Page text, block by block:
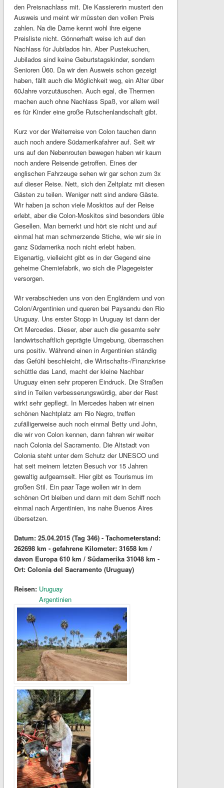
den Preisnachlass mit. Die Kassiererin mustert den
Ausweis und meint wir müssten den vollen Preis
zahlen. Na die Dame kennt wohl ihre eigene
Preisliste nicht. Gönnerhaft weise ich auf den
Nachlass für Jubilados hin. Aber Pustekuchen,
Jubilados sind keine Geburtstagskinder, sondern
Senioren Ü60. Da wir den Ausweis schon gezeigt
haben, fällt auch die Möglichkeit weg, ein Alter über
60Jahre vorzutäuschen. Auch egal, die Thermen
machen auch ohne Nachlass Spaß, vor allem weil
es für Kinder eine große Rutschenlandschaft gibt.
Kurz vor der Weiterreise von Colon tauchen dann
auch noch andere Südamerikafahrer auf. Seit wir
uns auf den Nebenrouten bewegen haben wir kaum
noch andere Reisende getroffen. Eines der
englischen Fahrzeuge sehen wir gar schon zum 3x
auf dieser Reise. Nett, sich den Zeltplatz mit diesen
Gästen zu teilen. Weniger nett sind andere Gäste.
Wir haben ja schon viele Moskitos auf der Reise
erlebt, aber die Colon-Moskitos sind besonders üble
Gesellen. Man bemerkt und hört sie nicht und auf
einmal hat man schmerzende Stiche, wie wir sie in
ganz Südamerika noch nicht erlebt haben.
Eigenartig, vielleicht gibt es in der Gegend eine
geheime Chemiefabrik, wo sich die Plagegeister
versorgen.
Wir verabschieden uns von den Engländern und von
Colon/Argentinien und queren bei Paysandu den Rio
Uruguay. Uns erster Stopp in Uruguay ist dann der
Ort Mercedes. Dieser, aber auch die gesamte sehr
landwirtschaftlich geprägte Umgebung, überraschen
uns positiv. Während einen in Argentinien ständig
das Gefühl beschleicht, die Wirtschafts-/Finanzkrise
schüttle das Land, macht der kleine Nachbar
Uruguay einen sehr properen Eindruck. Die Straßen
sind in Teilen verbesserungswürdig, aber der Rest
wirkt sehr gepflegt. In Mercedes haben wir einen
schönen Nachtplatz am Rio Negro, treffen
zufälligerweise auch noch einmal Betty und John,
die wir von Colon kennen, dann fahren wir weiter
nach Colonia del Sacramento. Die Altstadt von
Colonia steht unter dem Schutz der UNESCO und
hat seit meinem letzten Besuch vor 15 Jahren
gewaltig aufgeamselt. Hier gibt es Tourismus im
großen Stil. Ein paar Tage wollen wir in dem
schönen Ort bleiben und dann mit dem Schiff noch
einmal nach Argentinien, ins nahe Buenos Aires
übersetzen.
Datum: 25.04.2015 (Tag 346) - Tachometerstand:
262698 km - gefahrene Kilometer: 31658 km /
davon Europa 610 km / Südamerika 31048 km -
Ort: Colonia del Sacramento (Uruguay)
Reisen: Uruguay
Argentinien